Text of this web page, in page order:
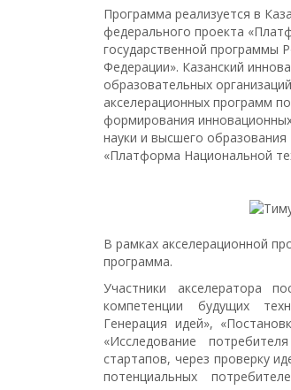
Программа реализуется в
федерального проекта
государственной программы
Федерации». Казанский
образовательных
акселерационных программ
формирования
науки и высшего
«Платформа Национальной
В рамках акселерационной
программа.
Участники акселератора
компетенции будущих
Генерация идей»,
«Исследование
стартапов, через проверку
потенциальных